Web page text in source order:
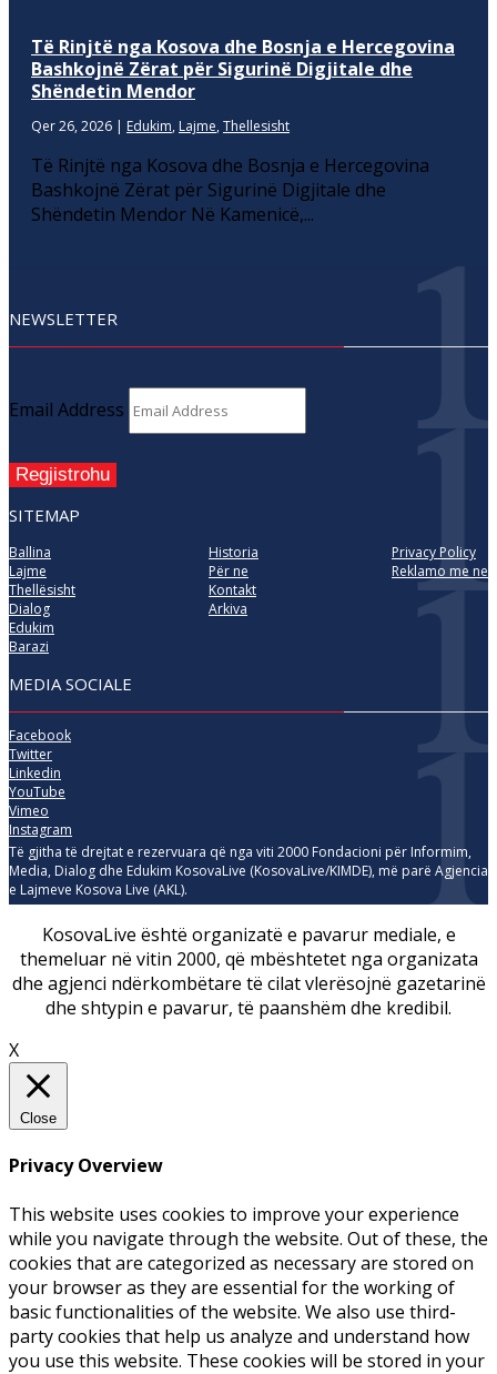
Të Rinjtë nga Kosova dhe Bosnja e Hercegovina
Bashkojnë Zërat për Sigurinë Digjitale dhe
Shëndetin Mendor
Qer 26, 2026 | Edukim, Lajme, Thellesisht
Të Rinjtë nga Kosova dhe Bosnja e Hercegovina
Bashkojnë Zërat për Sigurinë Digjitale dhe
Shëndetin Mendor Në Kamenicë,...
NEWSLETTER
Email Address
Regjistrohu
SITEMAP
Ballina
Lajme
Thellësisht
Dialog
Edukim
Barazi
Historia
Për ne
Kontakt
Arkiva
Privacy Policy
Reklamo me ne
MEDIA SOCIALE
Facebook
Twitter
Linkedin
YouTube
Vimeo
Instagram
Të gjitha të drejtat e rezervuara që nga viti 2000 Fondacioni për Informim,
Media, Dialog dhe Edukim KosovaLive (KosovaLive/KIMDE), më parë Agjencia
e Lajmeve Kosova Live (AKL).
KosovaLive është organizatë e pavarur mediale, e
themeluar në vitin 2000, që mbështetet nga organizata
dhe agjenci ndërkombëtare të cilat vlerësojnë gazetarinë
dhe shtypin e pavarur, të paanshëm dhe kredibil.
X
Close
Privacy Overview
This website uses cookies to improve your experience
while you navigate through the website. Out of these, the
cookies that are categorized as necessary are stored on
your browser as they are essential for the working of
basic functionalities of the website. We also use third-
party cookies that help us analyze and understand how
you use this website. These cookies will be stored in your